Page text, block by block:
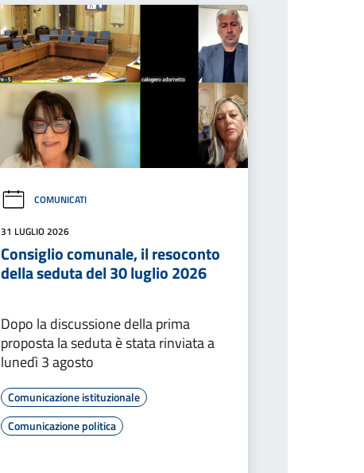
COMUNICATI
31 LUGLIO 2026
Consiglio comunale, il resoconto
della seduta del 30 luglio 2026
Dopo la discussione della prima
proposta la seduta è stata rinviata a
lunedì 3 agosto
Comunicazione istituzionale
Comunicazione politica